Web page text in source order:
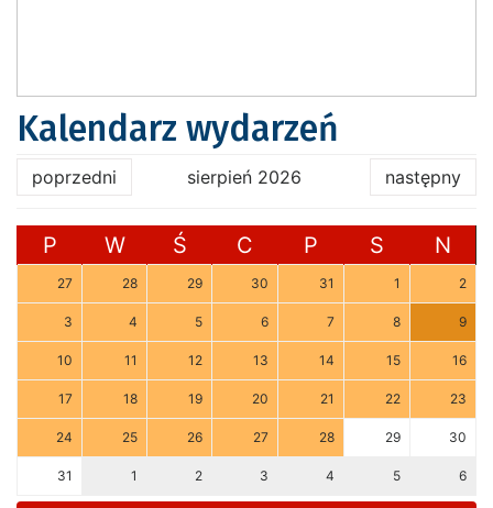
Kalendarz wydarzeń
poprzedni sierpień 2026 następny
P W Ś C P S N
27 28 29 30 31 1 2
3 4 5 6 7 8 9
10 11 12 13 14 15 16
17 18 19 20 21 22 23
24 25 26 27 28 29 30
31 1 2 3 4 5 6